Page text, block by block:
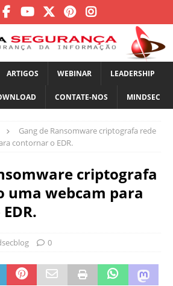
ARTIGOS WEBINAR LEADERSHIP
CONTATE-NOS MINDSEC
Gang de Ransomware criptografa rede
contornar o EDR.
criptografa
uma webcam para
0